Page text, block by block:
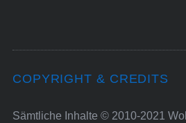
COPYRIGHT & CREDITS
Sämtliche Inhalte © 2010-2021